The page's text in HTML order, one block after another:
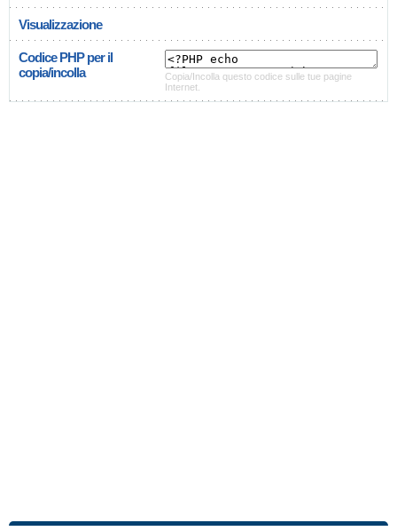
Visualizzazione
Codice PHP per il
copia/incolla
Copia/Incolla questo codice sulle tue pagine
Internet.